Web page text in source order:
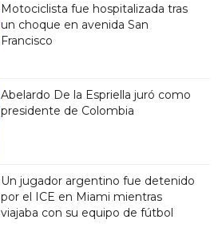
Motociclista fue hospitalizada tras
un choque en avenida San
Francisco
Abelardo De la Espriella juró como
presidente de Colombia
Un jugador argentino fue detenido
por el ICE en Miami mientras
viajaba con su equipo de fútbol